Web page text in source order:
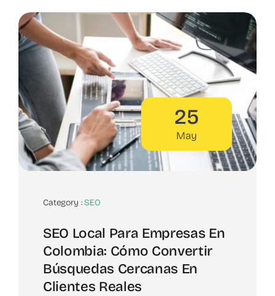
25
May
Category :SEO
SEO Local Para Empresas En
Colombia: Cómo Convertir
Búsquedas Cercanas En
Clientes Reales